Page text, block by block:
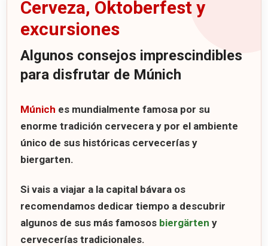
Cerveza, Oktoberfest y
excursiones
Algunos consejos imprescindibles
para disfrutar de Múnich
Múnich es mundialmente famosa por su
enorme tradición cervecera y por el ambiente
único de sus históricas cervecerías y
biergarten.
Si vais a viajar a la capital bávara os
recomendamos dedicar tiempo a descubrir
algunos de sus más famosos biergärten y
cervecerías tradicionales.